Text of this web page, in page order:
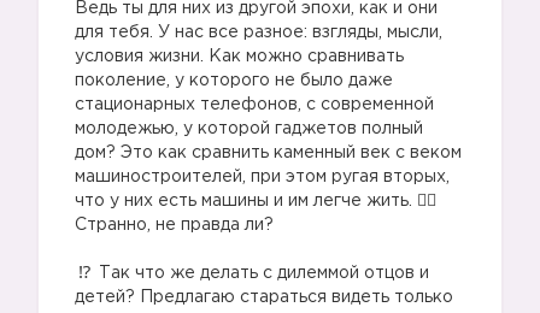
Ведь ты для них из другой эпохи, как и они
для тебя. У нас все разное: взгляды, мысли,
условия жизни. Как можно сравнивать
поколение, у которого не было даже
стационарных телефонов, с современной
молодежью, у которой гаджетов полный
дом? Это как сравнить каменный век с веком
машиностроителей, при этом ругая вторых,
что у них есть машины и им легче жить. 🤦‍♀️
Странно, не правда ли?
Так что же делать с дилеммой отцов и
детей? Предлагаю стараться видеть только